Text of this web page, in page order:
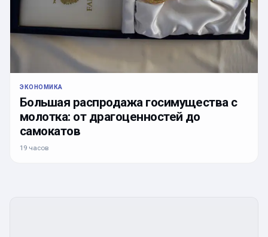
ЭКОНОМИКА
Большая распродажа госимущества с
молотка: от драгоценностей до
самокатов
19 часов